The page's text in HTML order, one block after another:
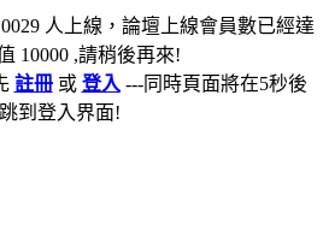
人上線，論壇上線會員數已經達
10000 ,請稍後再來!
註冊或 登入 ---同時頁面將在5秒後
跳到登入界面!